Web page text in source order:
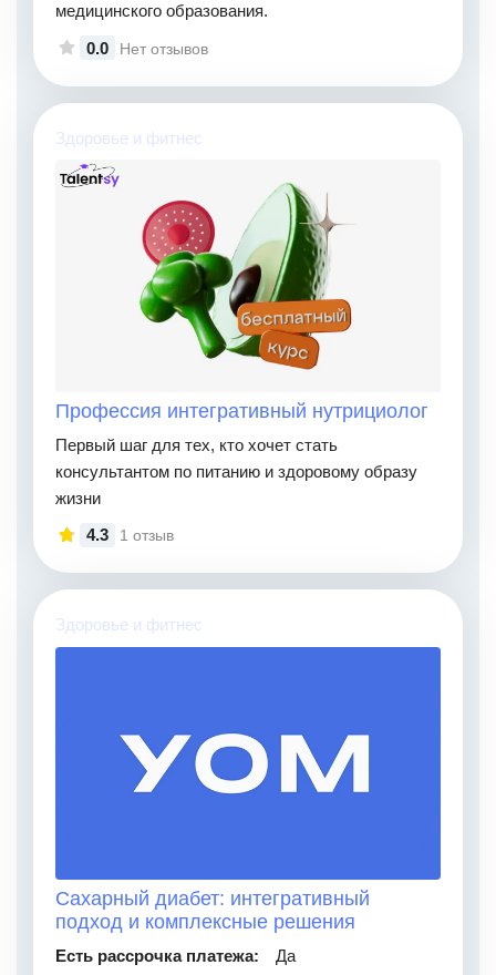
медицинского образования.
0.0
Нет отзывов
Здоровье и фитнес
Профессия интегративный нутрициолог
Первый шаг для тех, кто хочет стать
консультантом по питанию и здоровому образу
жизни
4.3
1 отзыв
Здоровье и фитнес
Сахарный диабет: интегративный
подход и комплексные решения
Есть рассрочка платежа: Да